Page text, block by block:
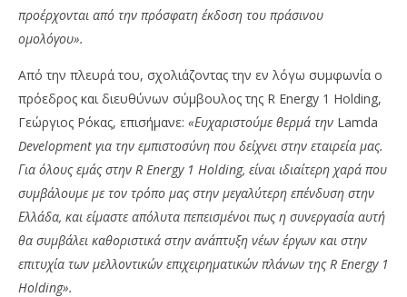
προέρχονται από την πρόσφατη έκδοση του πράσινου
ομολόγου».
Από την πλευρά του, σχολιάζοντας την εν λόγω συμφωνία ο
πρόεδρος και διευθύνων σύμβουλος της R Energy 1 Holding,
Γεώργιος Ρόκας, επισήμανε: «Ευχαριστούμε θερμά την Lamda
Development για την εμπιστοσύνη που δείχνει στην εταιρεία μας.
Για όλους εμάς στην R Energy 1 Holding, είναι ιδιαίτερη χαρά που
συμβάλουμε με τον τρόπο μας στην μεγαλύτερη επένδυση στην
Ελλάδα, και είμαστε απόλυτα πεπεισμένοι πως η συνεργασία αυτή
θα συμβάλει καθοριστικά στην ανάπτυξη νέων έργων και στην
επιτυχία των μελλοντικών επιχειρηματικών πλάνων της R Energy 1
Holding».